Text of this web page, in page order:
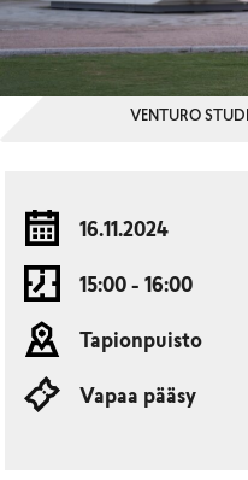
VENTURO
16.11.2024
15:00 - 16:00
Tapionpuisto
Vapaa pääsy